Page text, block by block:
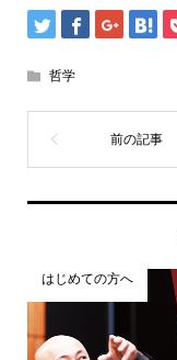
哲学
はじめての方へ